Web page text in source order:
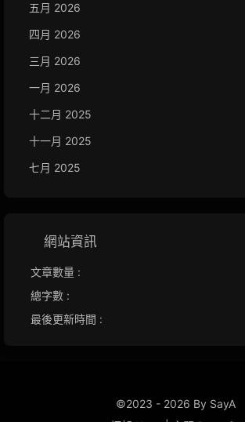
五月 2026
四月 2026
三月 2026
一月 2026
十二月 2025
十一月 2025
七月 2025
網站資訊
文章數量 :
總字數 :
最後更新時間 :
©2023 - 2026 By SayA